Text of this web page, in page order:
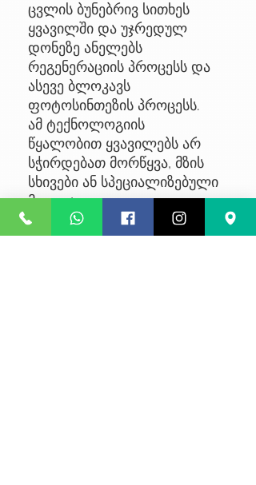
ცვლის ბუნებრივ სითხეს
ყვავილში და უჯრედულ
დონეზე ანელებს
რეგენერაციის პროცესს და
ასევე ბლოკავს
ფოტოსინთეზის პროცესს.
ამ ტექნოლოგიის
წყალობით ყვავილებს არ
სჭირდებათ მორწყვა, მზის
სხივები ან სპეციალიზებული
მოვლა.
ყვავილები სტაბილურ
მდგომარეობაში რჩება 3-5